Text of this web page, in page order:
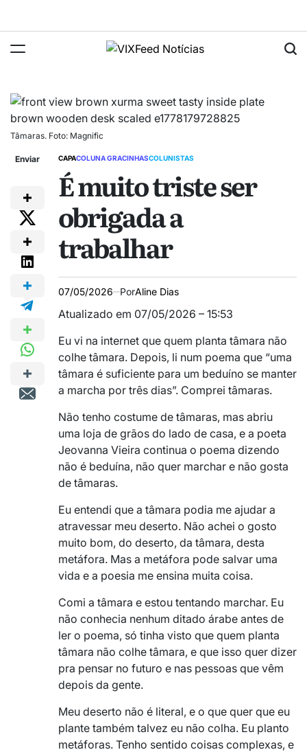
Tâmaras. Foto: Magnific
Enviar CAPACOLUNA GRACINHASCOLUNISTAS
É muito triste ser
obrigada a
trabalhar
07/05/2026 PorAline Dias
Atualizado em 07/05/2026 – 15:53
Eu vi na internet que quem planta tâmara não
colhe tâmara. Depois, li num poema que “uma
tâmara é suficiente para um beduíno se manter
a marcha por três dias”. Comprei tâmaras.
Não tenho costume de tâmaras, mas abriu
uma loja de grãos do lado de casa, e a poeta
Jeovanna Vieira continua o poema dizendo
não é beduína, não quer marchar e não gosta
de tâmaras.
Eu entendi que a tâmara podia me ajudar a
atravessar meu deserto. Não achei o gosto
muito bom, do deserto, da tâmara, desta
metáfora. Mas a metáfora pode salvar uma
vida e a poesia me ensina muita coisa.
Comi a tâmara e estou tentando marchar. Eu
não conhecia nenhum ditado árabe antes de
ler o poema, só tinha visto que quem planta
tâmara não colhe tâmara, e que isso quer dizer
pra pensar no futuro e nas pessoas que vêm
depois da gente.
Meu deserto não é literal, e o que quer que eu
plante também talvez eu não colha. Eu planto
metáforas. Tenho sentido coisas complexas, e